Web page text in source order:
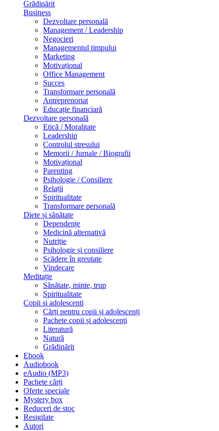
Grădinărit
Business
Dezvoltare personală
Management / Leadership
Negocieri
Managementul timpului
Marketing
Motivațional
Office Management
Succes
Transformare personală
Antreprenoriat
Educație financiară
Dezvoltare personală
Etică / Moralitate
Leadership
Controlul stresului
Memorii / Jurnale / Biografii
Motivațional
Parenting
Psihologie / Consiliere
Relații
Spiritualitate
Transformare personală
Diete și sănătate
Dependențe
Medicină alternativă
Nutriție
Psihologie și consiliere
Scădere în greutate
Vindecare
Meditație
Sănătate, minte, trup
Spiritualitate
Copii si adolescenti
Cărți pentru copii și adolescenți
Pachete copii și adolescenți
Literatură
Natură
Grădinărit
Ebook
Audiobook
eAudio (MP3)
Pachete cărți
Oferte speciale
Mystery box
Reduceri de stoc
Resigilate
Autori